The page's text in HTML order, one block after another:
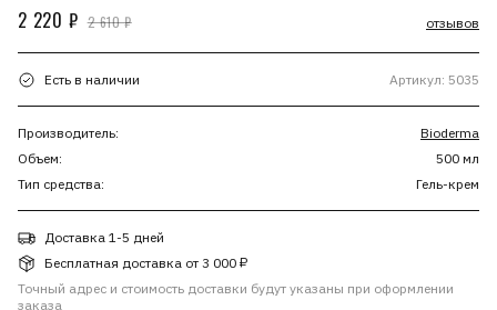
2 220 ₽ 2 610 ₽ отзывов
Есть в наличии Артикул: 5035
Производитель:
Bioderma
Объем:
500 мл
Тип средства:
Гель-крем
Доставка 1-5 дней
Бесплатная доставка от 3 000 ₽
Точный адрес и стоимость доставки будут указаны при оформлении
заказа